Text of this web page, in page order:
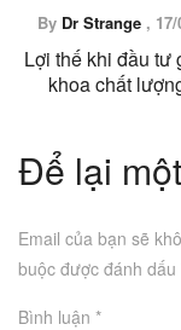
By Dr Strange ,
Lợi thế khi đầu tư
khoa chất
Để lại
Email của bạn sẽ
buộc được đánh dấu
Bình luận *